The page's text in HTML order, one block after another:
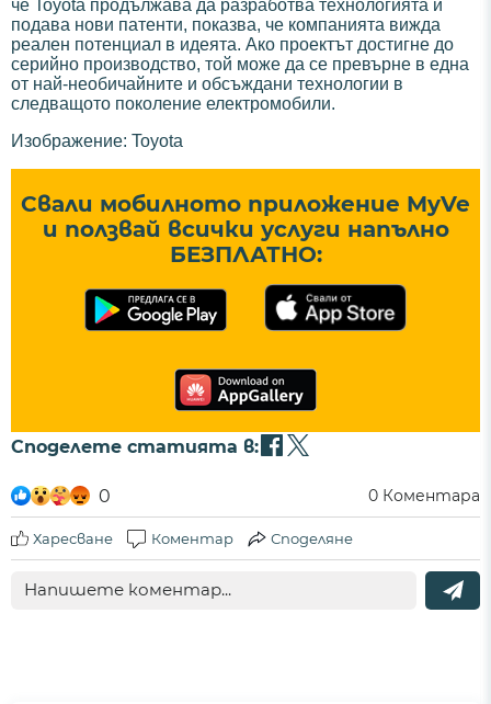
че Toyota продължава да разработва технологията и
подава нови патенти, показва, че компанията вижда
реален потенциал в идеята. Ако проектът достигне до
серийно производство, той може да се превърне в една
от най-необичайните и обсъждани технологии в
следващото поколение електромобили.
Изображение: Toyota
Свали мобилното приложение MyVe
и ползвай всички услуги напълно
БЕЗПЛАТНО:
Споделете статията в:
0 0 Коментара
Харесване Коментар Споделяне